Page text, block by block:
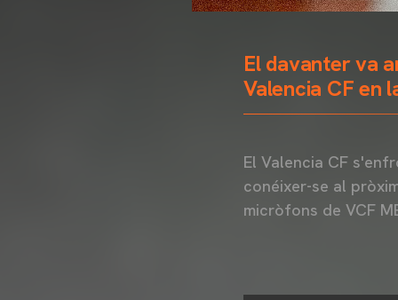
El davanter va
Valencia CF en
El Valencia CF
conéixer-se al
micròfons de VCF